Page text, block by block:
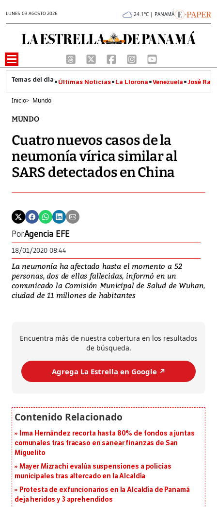
LUNES 03 AGOSTO 2026 24.1°C | PANAMÁ
Últimas Noticias La Llorona Venezuela José
Inicio> Mundo
MUNDO
Cuatro nuevos casos de la
neumonía vírica similar al
SARS detectados en China
PorAgencia EFE
18/01/2020 08:44
La neumonía ha afectado hasta el momento a 52
personas, dos de ellas fallecidas, informó en un
comunicado la Comisión Municipal de Salud de Wuhan,
ciudad de 11 millones de habitantes
Encuentra más de nuestra cobertura en los resultados
de búsqueda.
Agrega La Estrella en Google ↗️
Irma Hernández recorta hasta 80% de fondos a juntas
comunales tras fracaso en sanear finanzas de San
Miguelito
Mayer Mizrachi evalúa suspensiones a policías
municipales tras altercado en la Alcaldía
Protesta de exfuncionarios en la Alcaldía de Panamá
deja heridos y 3 aprehendidos